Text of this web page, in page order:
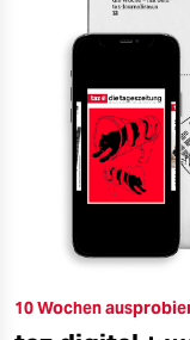
10 Wochen